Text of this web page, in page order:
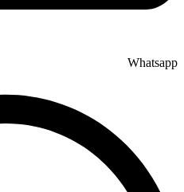
Whatsapp